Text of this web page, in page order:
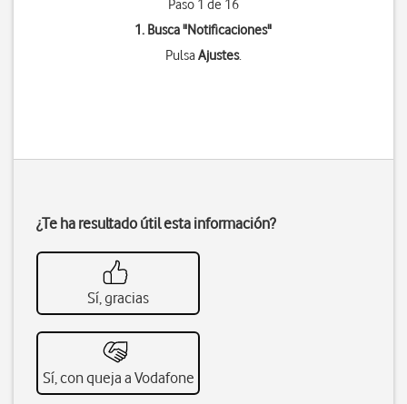
Paso 1 de 16
1. Busca "Notificaciones"
PulsaAjustes.
¿Te ha resultado útil esta información?
Sí, gracias
Sí, con queja a Vodafone